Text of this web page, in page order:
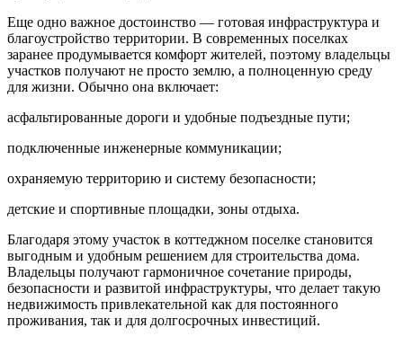
Еще одно важное достоинство — готовая инфраструктура и
благоустройство территории. В современных поселках
заранее продумывается комфорт жителей, поэтому владельцы
участков получают не просто землю, а полноценную среду
для жизни. Обычно она включает:
асфальтированные дороги и удобные подъездные пути;
подключенные инженерные коммуникации;
охраняемую территорию и систему безопасности;
детские и спортивные площадки, зоны отдыха.
Благодаря этому участок в коттеджном поселке становится
выгодным и удобным решением для строительства дома.
Владельцы получают гармоничное сочетание природы,
безопасности и развитой инфраструктуры, что делает такую
недвижимость привлекательной как для постоянного
проживания, так и для долгосрочных инвестиций.